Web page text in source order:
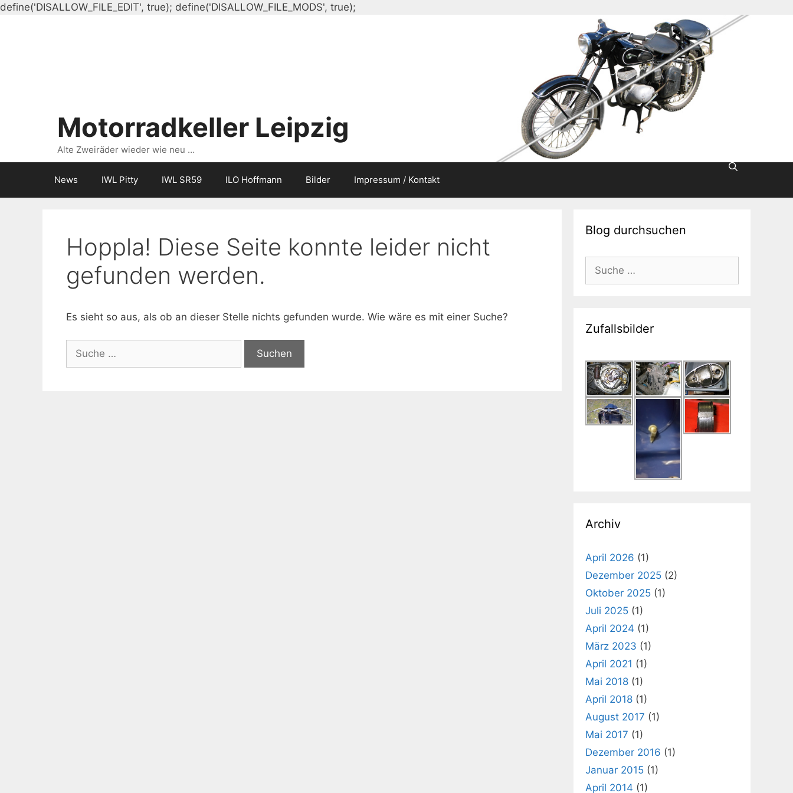
define('DISALLOW_FILE_EDIT', true); define('DISALLOW_FILE_MODS', true);
Motorradkeller Leipzig
Alte Zweiräder wieder wie neu …
News IWL Pitty IWL SR59 ILO Hoffmann Bilder Impressum / Kontakt
Hoppla! Diese Seite konnte leider nicht
gefunden werden.
Es sieht so aus, als ob an dieser Stelle nichts gefunden wurde. Wie wäre es mit einer Suche?
nach:
Blog durchsuchen
Suche
nach:
Zufallsbilder
Archiv
April 2026 (1)
Dezember 2025 (2)
Oktober 2025 (1)
Juli 2025 (1)
April 2024 (1)
März 2023 (1)
April 2021 (1)
Mai 2018 (1)
April 2018 (1)
August 2017 (1)
Mai 2017 (1)
Dezember 2016 (1)
Januar 2015 (1)
April 2014 (1)